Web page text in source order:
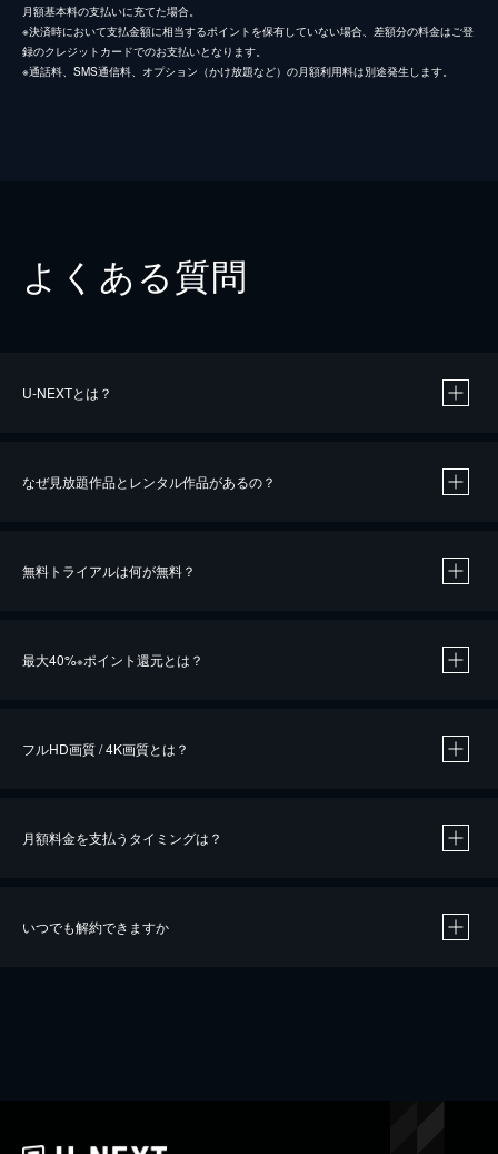
月額基本料の支払いに充てた場合。
※決済時において支払金額に相当するポイントを保有していない場合、差額分の料金はご登
録のクレジットカードでのお支払いとなります。
※通話料、SMS通信料、オプション（かけ放題など）の月額利用料は別途発生します。
よくある質問
U-NEXTとは？
なぜ見放題作品とレンタル作品があるの？
無料トライアルは何が無料？
最大40%※ポイント還元とは？
※40％ポイント還元の対象は、クレジットカード決済による作品の購入 / レンタルです。
iOSアプリのUコイン決済による作品の購入 / レンタルは、20％のポイント還元です。
フルHD画質 / 4K画質とは？
月額料金を支払うタイミングは？
いつでも解約できますか